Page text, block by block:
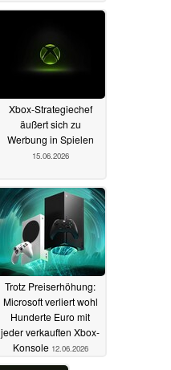
Xbox-Strategiechef
äußert sich zu
Werbung in Spielen
15.06.2026
Trotz Preiserhöhung:
Microsoft verliert wohl
Hunderte Euro mit
jeder verkauften Xbox-
Konsole 12.06.2026